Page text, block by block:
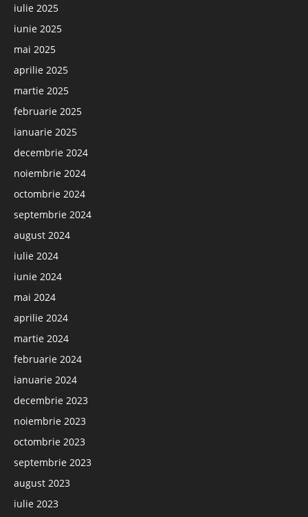
iulie 2025
iunie 2025
mai 2025
aprilie 2025
martie 2025
februarie 2025
ianuarie 2025
decembrie 2024
noiembrie 2024
octombrie 2024
septembrie 2024
august 2024
iulie 2024
iunie 2024
mai 2024
aprilie 2024
martie 2024
februarie 2024
ianuarie 2024
decembrie 2023
noiembrie 2023
octombrie 2023
septembrie 2023
august 2023
iulie 2023